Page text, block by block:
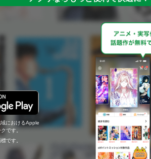
におけるApple
です。
です。